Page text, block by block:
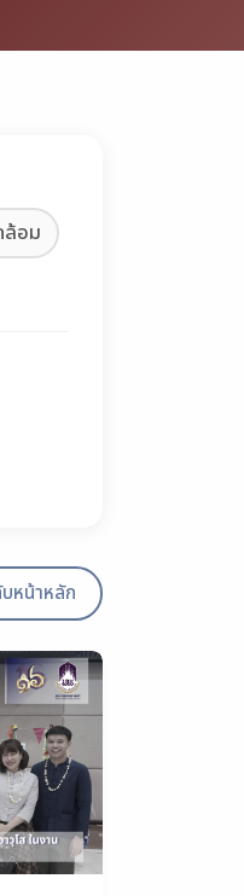
ล้อม
หน้าหลัก